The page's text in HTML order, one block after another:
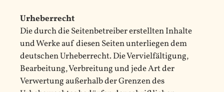
Urheberrecht
Die durch die Seitenbetreiber erstellten Inhalte
und Werke auf diesen Seiten unterliegen dem
deutschen Urheberrecht. Die Vervielfältigung,
Bearbeitung, Verbreitung und jede Art der
Verwertung außerhalb der Grenzen des